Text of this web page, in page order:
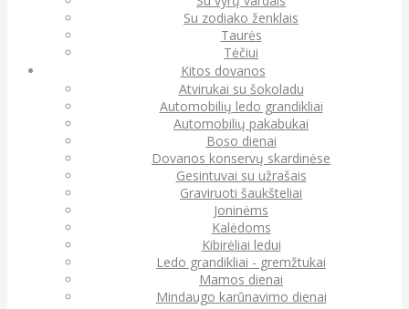
Su zodiako ženklais
Taurės
Tėčiui
Kitos dovanos
Atvirukai su šokoladu
Automobilių ledo grandikliai
Automobilių pakabukai
Boso dienai
Dovanos konservų skardinėse
Gesintuvai su užrašais
Graviruoti šaukšteliai
Joninėms
Kalėdoms
Kibirėliai ledui
Ledo grandikliai - gremžtukai
Mamos dienai
Mindaugo karūnavimo dienai